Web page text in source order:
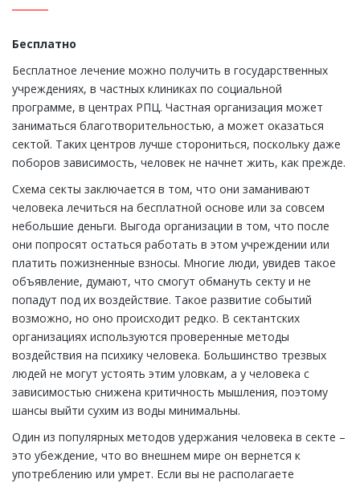
Бесплатно
Бесплатное лечение можно получить в государственных
учреждениях, в частных клиниках по социальной
программе, в центрах РПЦ. Частная организация может
заниматься благотворительностью, а может оказаться
сектой. Таких центров лучше сторониться, поскольку даже
поборов зависимость, человек не начнет жить, как прежде.
Схема секты заключается в том, что они заманивают
человека лечиться на бесплатной основе или за совсем
небольшие деньги. Выгода организации в том, что после
они попросят остаться работать в этом учреждении или
платить пожизненные взносы. Многие люди, увидев такое
объявление, думают, что смогут обмануть секту и не
попадут под их воздействие. Такое развитие событий
возможно, но оно происходит редко. В сектантских
организациях используются проверенные методы
воздействия на психику человека. Большинство трезвых
людей не могут устоять этим уловкам, а у человека с
зависимостью снижена критичность мышления, поэтому
шансы выйти сухим из воды минимальны.
Один из популярных методов удержания человека в секте –
это убеждение, что во внешнем мире он вернется к
употреблению или умрет. Если вы не располагаете